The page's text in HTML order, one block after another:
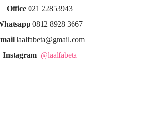
Office 021 22853943
Whatsapp 0812 8928 3667
Emaillaalfabeta@gmail.com
Instagram @laalfabeta